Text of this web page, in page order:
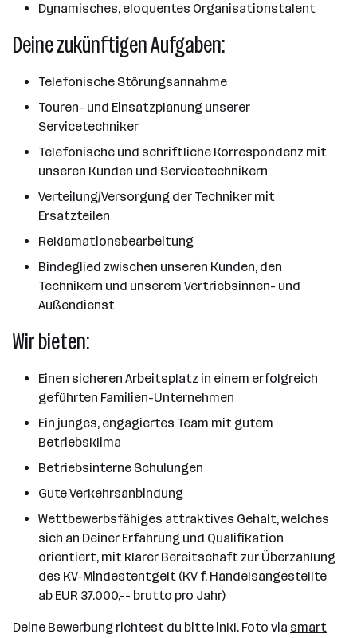
Dynamisches, eloquentes Organisationstalent
Deine zukünftigen Aufgaben:
Telefonische Störungsannahme
Touren- und Einsatzplanung unserer
Servicetechniker
Telefonische und schriftliche Korrespondenz mit
unseren Kunden und Servicetechnikern
Verteilung/Versorgung der Techniker mit
Ersatzteilen
Reklamationsbearbeitung
Bindeglied zwischen unseren Kunden, den
Technikern und unserem Vertriebsinnen- und
Außendienst
Wir bieten:
Einen sicheren Arbeitsplatz in einem erfolgreich
geführten Familien-Unternehmen
Ein junges, engagiertes Team mit gutem
Betriebsklima
Betriebsinterne Schulungen
Gute Verkehrsanbindung
Wettbewerbsfähiges attraktives Gehalt, welches
sich an Deiner Erfahrung und Qualifikation
orientiert, mit klarer Bereitschaft zur Überzahlung
des KV-Mindestentgelt (KV f. Handelsangestellte
ab EUR 37.000,-- brutto pro Jahr)
Deine Bewerbung richtest du bitte inkl. Foto via smart